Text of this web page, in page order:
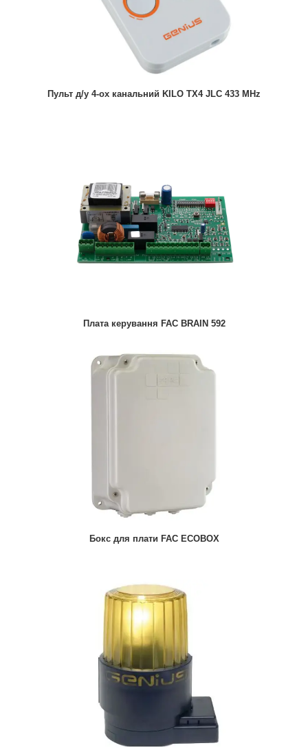
Пульт д/у 4-ох канальний KILO TX4 JLC 433 MHz
Плата керування FAC BRAIN 592
Бокс для плати FAC ECOBOX